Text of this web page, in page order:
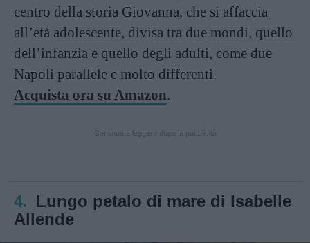
centro della storia Giovanna, che si affaccia
all’età adolescente, divisa tra due mondi, quello
dell’infanzia e quello degli adulti, come due
Napoli parallele e molto differenti.
Acquista ora su Amazon.
4. Lungo petalo di mare di Isabelle
Allende